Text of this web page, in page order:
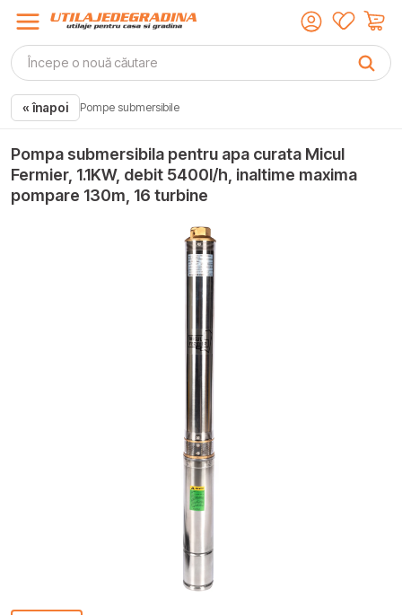
« înapoi Pompe submersibile
Pompa submersibila pentru apa curata Micul
Fermier, 1.1KW, debit 5400l/h, inaltime maxima
pompare 130m, 16 turbine